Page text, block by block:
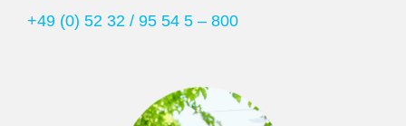
+49 (0) 52 32 / 95 54 5 – 800